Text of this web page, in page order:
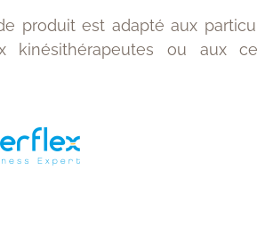
produit est adapté aux
kinésithérapeutes ou aux